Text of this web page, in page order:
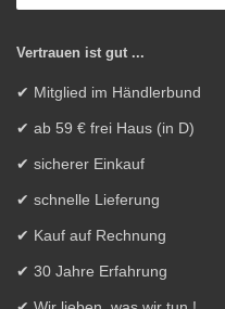
Vertrauen ist gut ...
✔ Mitglied im Händlerbund
✔ ab 59 € frei Haus (in D)
✔ sicherer Einkauf
✔ schnelle Lieferung
✔ Kauf auf Rechnung
✔ 30 Jahre Erfahrung